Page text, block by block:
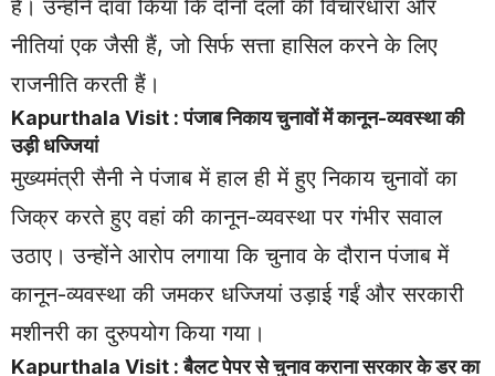
हैं। उन्होंने दावा किया कि दोनों दलों की विचारधारा और
नीतियां एक जैसी हैं, जो सिर्फ सत्ता हासिल करने के लिए
राजनीति करती हैं।
Kapurthala Visit : पंजाब निकाय चुनावों में कानून-व्यवस्था की
उड़ी धज्जियां
मुख्यमंत्री सैनी ने पंजाब में हाल ही में हुए निकाय चुनावों का
जिक्र करते हुए वहां की कानून-व्यवस्था पर गंभीर सवाल
उठाए। उन्होंने आरोप लगाया कि चुनाव के दौरान पंजाब में
कानून-व्यवस्था की जमकर धज्जियां उड़ाई गईं और सरकारी
मशीनरी का दुरुपयोग किया गया।
Kapurthala Visit : बैलट पेपर से चुनाव कराना सरकार के डर का